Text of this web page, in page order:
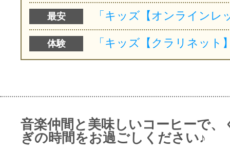
最安
体験
音楽仲間と美味しいコーヒーで、
ぎの時間をお過ごしください♪